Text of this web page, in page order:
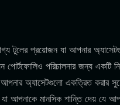
টুলের প্রয়োজন যা আপনার
পরিচালনার জন্য একটি
আপনার অ্যাসেটগুলো একত্রিত করার
যা আপনাকে মানসিক শান্তি